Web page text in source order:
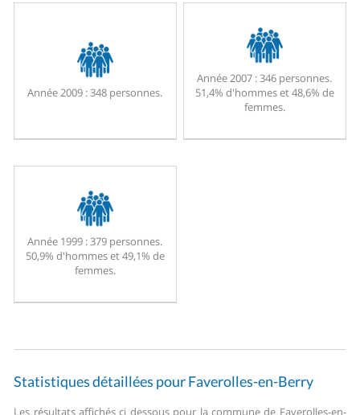
Année 2009 :348 personnes.
Année 2007 :346 personnes.
51,4% d'hommes et 48,6% de
femmes.
Année 1999 :379 personnes.
50,9% d'hommes et 49,1% de
femmes.
Statistiques détaillées pour Faverolles-en-Berry